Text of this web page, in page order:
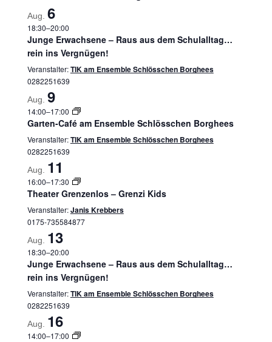
Aug. 6
18:30–20:00
Junge Erwachsene – Raus aus dem Schulalltag…
rein ins Vergnügen!
Veranstalter:TIK am Ensemble Schlösschen Borghees
0282251639
Aug. 9
14:00–17:00
Garten-Café am Ensemble Schlösschen Borghees
Veranstalter:TIK am Ensemble Schlösschen Borghees
0282251639
Aug. 11
16:00–17:30
Theater Grenzenlos – Grenzi Kids
Veranstalter:Janis Krebbers
0175-735584877
Aug. 13
18:30–20:00
Junge Erwachsene – Raus aus dem Schulalltag…
rein ins Vergnügen!
Veranstalter:TIK am Ensemble Schlösschen Borghees
0282251639
Aug. 16
14:00–17:00